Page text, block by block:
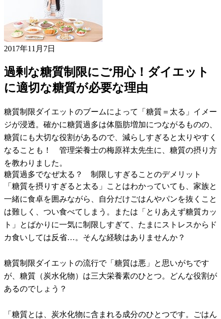
2017年11月7日
過剰な糖質制限にご用心！ダイエット
に適切な糖質が必要な理由
糖質制限ダイエットのブームによって「糖質＝太る」イメー
ジが浸透。確かに糖質過多は体脂肪増加につながるものの、
糖質にも大切な役割があるので、減らしすぎると太りやすく
なることも！ 管理栄養士の梅原祥太先生に、糖質の摂り方
を教わりました。
糖質過多でなぜ太る？ 制限しすぎることのデメリット
「糖質を摂りすぎると太る」ことはわかっていても、家族と
一緒に食卓を囲みながら、自分だけごはんやパンを抜くこと
は難しく、つい食べてしまう。または「とりあえず糖質カッ
ト」とばかりに一気に制限しすぎて、たまにストレスからド
カ食いしては反省…。そんな経験はありませんか？
糖質制限ダイエットの流行で「糖質は悪」と思いがちです
が、糖質（炭水化物）は三大栄養素のひとつ。どんな役割が
あるのでしょう？
「糖質とは、炭水化物に含まれる成分のひとつです。ごはん